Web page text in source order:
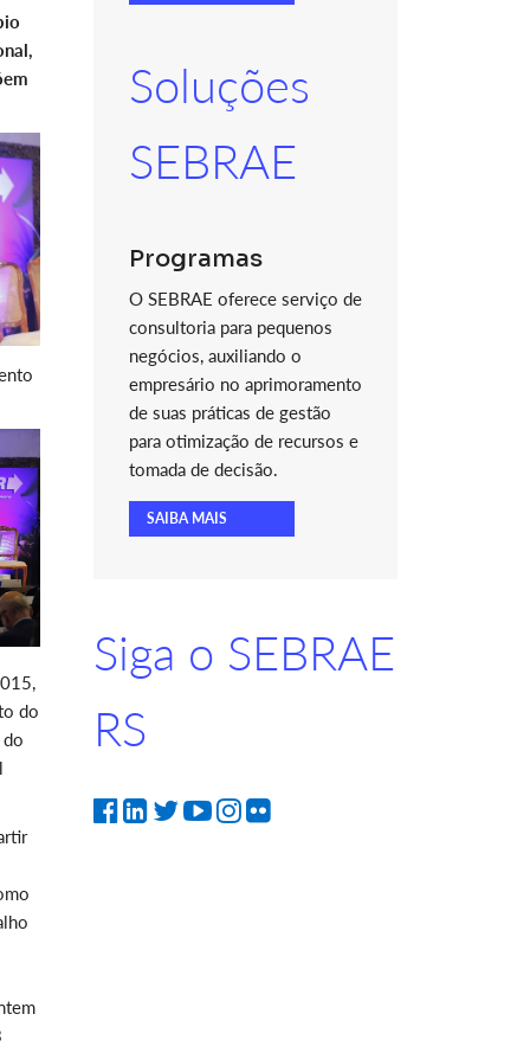
do
Soluções
SEBRAE
Programas
O SEBRAE oferece serviço de
consultoria para pequenos
negócios, auxiliando o
empresário no aprimoramento
de suas práticas de gestão
para otimização de recursos e
tomada de decisão.
SAIBA MAIS
Siga o SEBRAE
RS